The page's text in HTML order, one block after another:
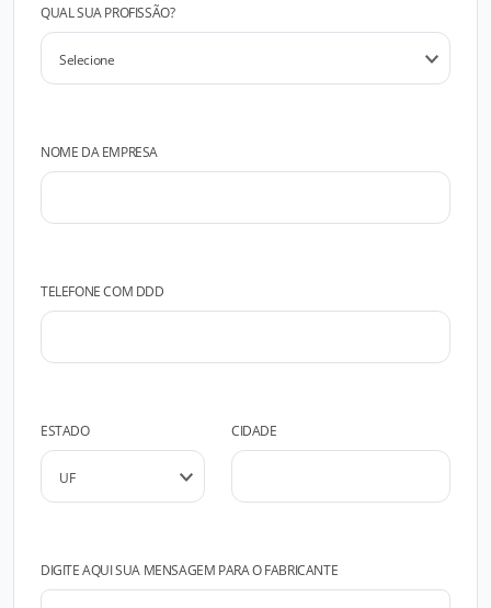
QUAL SUA PROFISSÃO?
NOME DA EMPRESA
TELEFONE COM DDD
ESTADO CIDADE
DIGITE AQUI SUA MENSAGEM PARA O FABRICANTE